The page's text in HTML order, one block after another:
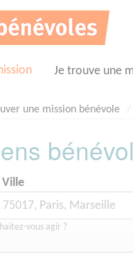
Je trouve une
une mission bénévole
Ville
vous agir ?